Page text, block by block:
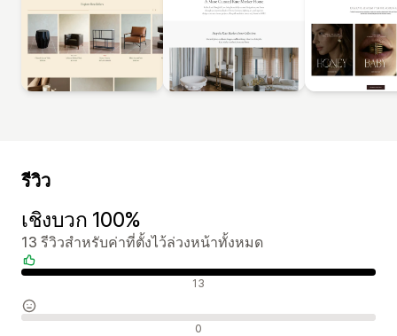
รีวิว
เชิงบวก 100%
13 รีวิวสำหรับค่าที่ตั้งไว้ล่วงหน้าทั้งหมด
รีวิวเชิงบวก 13
รีวิวที่เป็นกลาง 0